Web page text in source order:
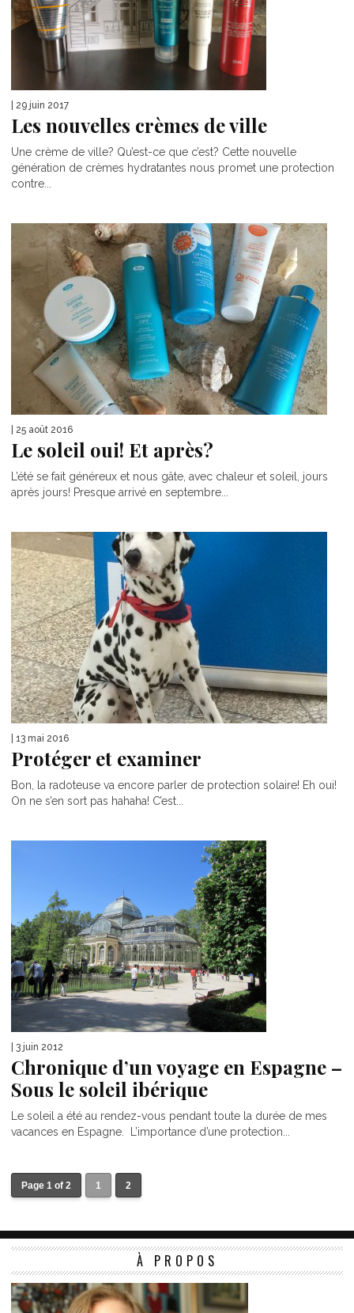
| 29 juin 2017
Les nouvelles crèmes de ville
Une crème de ville? Qu’est-ce que c’est? Cette nouvelle
génération de crèmes hydratantes nous promet une protection
contre...
| 25 août 2016
Le soleil oui! Et après?
L’été se fait généreux et nous gâte, avec chaleur et soleil, jours
après jours! Presque arrivé en septembre...
| 13 mai 2016
Protéger et examiner
Bon, la radoteuse va encore parler de protection solaire! Eh oui!
On ne s’en sort pas hahaha! C’est...
| 3 juin 2012
Chronique d’un voyage en Espagne –
Sous le soleil ibérique
Le soleil a été au rendez-vous pendant toute la durée de mes
vacances en Espagne. L’importance d’une protection...
Page 1 of 2 1 2
À PROPOS